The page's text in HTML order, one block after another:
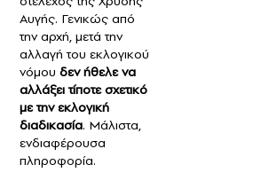
Αυγής. Γενικώς από
την αρχή, μετά την
αλλαγή του εκλογικού
νόμου δεν ήθελε να
αλλάξει τίποτε σχετικό
με την εκλογική
διαδικασία. Μάλιστα,
ενδιαφέρουσα
πληροφορία.